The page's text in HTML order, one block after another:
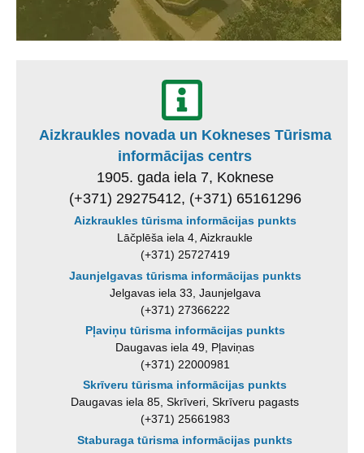
Aizkraukles novada un Kokneses Tūrisma
informācijas centrs
1905. gada iela 7, Koknese
(+371) 29275412, (+371) 65161296
Aizkraukles tūrisma informācijas punkts
Lāčplēša iela 4, Aizkraukle
(+371) 25727419
Jaunjelgavas tūrisma informācijas punkts
Jelgavas iela 33, Jaunjelgava
(+371) 27366222
Pļaviņu tūrisma informācijas punkts
Daugavas iela 49, Pļaviņas
(+371) 22000981
Skrīveru tūrisma informācijas punkts
Daugavas iela 85, Skrīveri, Skrīveru pagasts
(+371) 25661983
Staburaga tūrisma informācijas punkts